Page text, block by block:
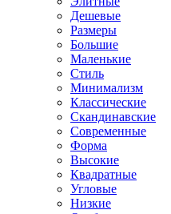
Дешевые
Размеры
Большие
Маленькие
Стиль
Минимализм
Классические
Скандинавские
Современные
Форма
Высокие
Квадратные
Угловые
Низкие